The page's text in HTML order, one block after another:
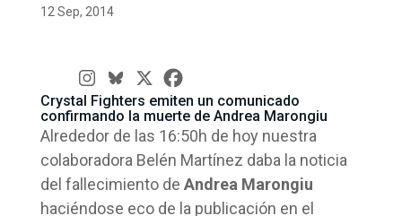
12 Sep, 2014
Crystal Fighters emiten un comunicado
confirmando la muerte de Andrea Marongiu
Alrededor de las 16:50h de hoy nuestra
colaboradora Belén Martínez daba la noticia
del fallecimiento de Andrea Marongiu
haciéndose eco de la publicación en el